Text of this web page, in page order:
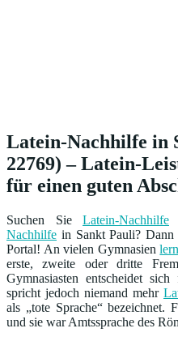
Latein-Nachhilfe in
22769) – Latein-
für einen guten
Suchen Sie Latein-Nachhilfe
Nachhilfe in Sankt Pauli?
Portal! An vielen Gymnasien
erste, zweite oder dritte
Gymnasiasten entscheidet
spricht jedoch niemand mehr
als „tote Sprache“ bezeichnet.
und sie war Amtssprache des